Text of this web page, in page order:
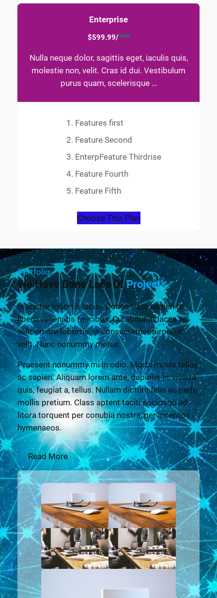
Enterprise
$599.99/Year
Nulla neque dolor, sagittis eget, iaculis quis,
molestie non, velit. Cras id dui. Vestibulum
purus quam, scelerisque …
Features first
Feature Second
EnterpFeature Thirdrise
Feature Fourth
Feature Fifth
Choose This Plan
Portfolio
We Have Done Lot's OfProject's
In auctor lobortis lacus. Donec vitae sapien ut
libero venenatis faucibus. Curabitur at lacus ac
velit ornare lobortis. In consectetuer turpis ut
velit. Nunc nonummy metus.
Praesent nonummy mi in odio. Morbi mollis tellus
ac sapien. Aliquam lorem ante, dapibus in, viverra
quis, feugiat a, tellus. Nullam dictum felis eu pede
mollis pretium. Class aptent taciti sociosqu ad
litora torquent per conubia nostra, per inceptos
hymenaeos.
Read More